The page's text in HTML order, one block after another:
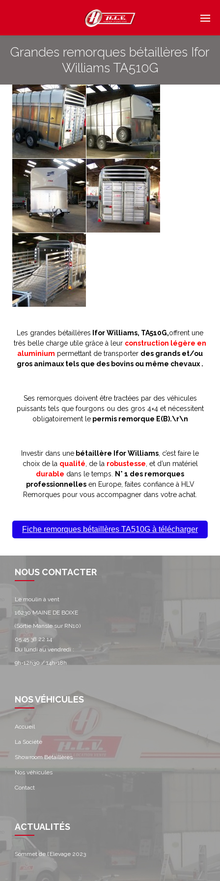
Grandes remorques bétaillères Ifor
Williams TA510G
Les grandes bétaillères Ifor Williams, TA510G,offrent une
très belle charge utile grâce à leur construction légère en
aluminium permettant de transporter des grands et/ou
gros animaux tels que des bovins ou même chevaux .
Ses remorques doivent être tractées par des véhicules
puissants tels que fourgons ou des gros 4×4 et nécessitent
obligatoirement lepermis remorque E(B).\r\n
Investir dans une bétaillère Ifor Williams , c’est faire le
choix de la qualité , de la robustesse , et d’un matériel
durable dans le temps.
N° 1 des remorques
professionnellesen Europe, faites confiance à HLV
Remorques pour vous accompagner dans votre achat.
Fiche remorques bétaillères TA510G à télécharger
NOUS CONTACTER
Le moulin à vent
16230 MAINE DE BOIXE
(Sortie Mansle sur RN10)
05 45 38 22 14
Du lundi au vendredi :
9h-12h30 / 14h-18h
NOS VÉHICULES
Accueil
La Société
Showroom Bétaillères
Nos véhicules
Contact
ACTUALITÉS
Sommet de l’Elevage 2023